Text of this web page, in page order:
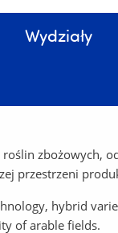
Wydziały
zbożowych,
przestrzeni
hybrid
of arable fields.